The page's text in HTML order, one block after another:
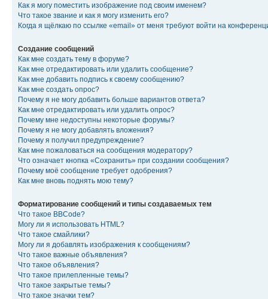
Как я могу поместить изображение под своим именем?
Что такое звание и как я могу изменить его?
Когда я щёлкаю по ссылке «email» от меня требуют войти на
Создание сообщений
Как мне создать тему в форуме?
Как мне отредактировать или удалить сообщение?
Как мне добавить подпись к своему сообщению?
Как мне создать опрос?
Почему я не могу добавить больше вариантов ответа?
Как мне отредактировать или удалить опрос?
Почему мне недоступны некоторые форумы?
Почему я не могу добавлять вложения?
Почему я получил предупреждение?
Как мне пожаловаться на сообщения модератору?
Что означает кнопка «Сохранить» при создании сообщения?
Почему моё сообщение требует одобрения?
Как мне вновь поднять мою тему?
Форматирование сообщений и типы создаваемых тем
Что такое BBCode?
Могу ли я использовать HTML?
Что такое смайлики?
Могу ли я добавлять изображения к сообщениям?
Что такое важные объявления?
Что такое объявления?
Что такое прилепленные темы?
Что такое закрытые темы?
Что такое значки тем?